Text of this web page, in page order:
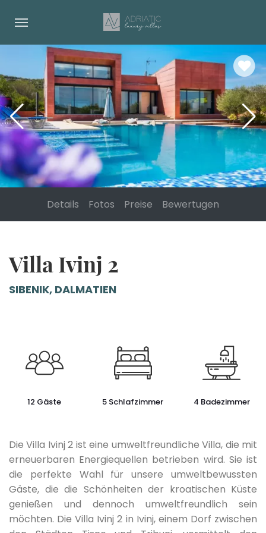
Details Fotos Preise Bewertugen
Villa Ivinj 2
SIBENIK, DALMATIEN
12 Gäste 5 Schlafzimmer 4 Badezimmer
Die Villa Ivinj 2 ist eine umweltfreundliche Villa, die mit
erneuerbaren Energiequellen betrieben wird. Sie ist
die perfekte Wahl für unsere umweltbewussten
Gäste, die die Schönheiten der kroatischen Küste
genießen und dennoch umweltfreundlich sein
möchten. Die Villa Ivinj 2 in Ivinj, einem Dorf zwischen